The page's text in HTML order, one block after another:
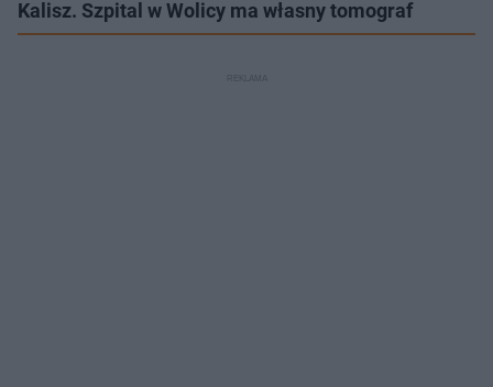
Kalisz. Szpital w Wolicy ma własny tomograf